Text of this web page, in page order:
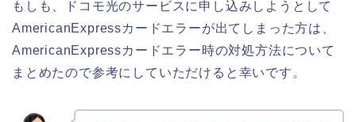
もしも、ドコモ光のサービスに申し込みしようとして
AmericanExpressカードエラーが出てしまった方は、
AmericanExpressカードエラー時の対処方法について
まとめたので参考にしていただけると幸いです。